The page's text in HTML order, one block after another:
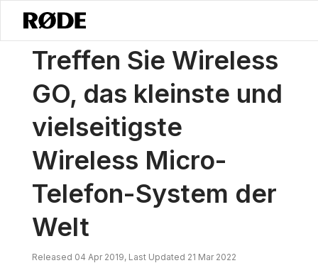
Nachrichten / Lernen Sie Wireless GO Kennen, Das Kleinste Und
Treffen Sie Wireless
GO, das kleinste und
vielseitigste
Wireless Micro-
Telefon-System der
Welt
Released 04 Apr 2019, Last Updated 21 Mar 2022